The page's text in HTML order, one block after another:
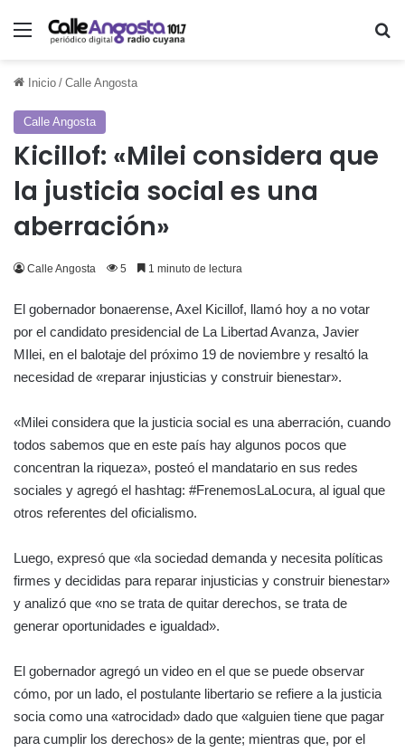
Menú
Inicio / Calle Angosta
Calle Angosta
Kicillof: «Milei considera que
la justicia social es una
aberración»
Calle Angosta 5 1 minuto de lectura
El gobernador bonaerense, Axel Kicillof, llamó hoy a no votar
por el candidato presidencial de La Libertad Avanza, Javier
MIlei, en el balotaje del próximo 19 de noviembre y resaltó la
necesidad de «reparar injusticias y construir bienestar».
«Milei considera que la justicia social es una aberración, cuando
todos sabemos que en este país hay algunos pocos que
concentran la riqueza», posteó el mandatario en sus redes
sociales y agregó el hashtag: #FrenemosLaLocura, al igual que
otros referentes del oficialismo.
Luego, expresó que «la sociedad demanda y necesita políticas
firmes y decididas para reparar injusticias y construir bienestar»
y analizó que «no se trata de quitar derechos, se trata de
generar oportunidades e igualdad».
El gobernador agregó un video en el que se puede observar
cómo, por un lado, el postulante libertario se refiere a la justicia
socia como una «atrocidad» dado que «alguien tiene que pagar
para cumplir los derechos» de la gente; mientras que, por el